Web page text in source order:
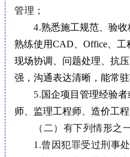
管理 ；
4.熟悉施工规范、验收
熟练使用CAD、Office、
现场协调、问题处理、抗
强，沟通表达清晰，能常
5.国企项目管理经验
师、监理工程师、造价工程
（二）有下列情形之
1.曾因犯罪受过刑事处